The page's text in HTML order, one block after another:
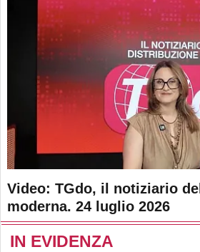
Video: TGdo, il notiziario
moderna. 24 luglio 2026
IN EVIDENZA